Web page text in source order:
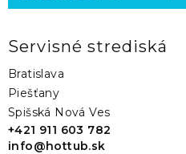
Servisné strediská
Bratislava
Piešťany
Spišská Nová Ves
+421 911 603 782
info@hottub.sk